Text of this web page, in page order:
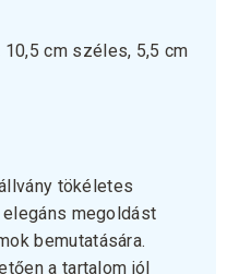
cm széles, 5,5 cm
tökéletes
megoldást
bemutatására.
a tartalom jól